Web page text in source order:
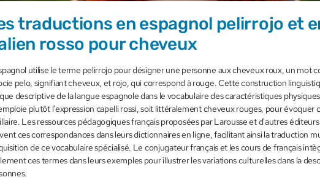
traductions en espagnol pelirrojo et
rosso pour cheveux
utilise le terme pelirrojo pour désigner une personne aux cheveux roux, un mot
pelo, signifiant cheveux, et rojo, qui correspond à rouge. Cette construction
descriptive de la langue espagnole dans le vocabulaire des caractéristiques
plutôt l'expression capelli rossi, soit littéralement cheveux rouges, pour évoquer
Les ressources pédagogiques français proposées par Larousse et d'autres
ces correspondances dans leurs dictionnaires en ligne, facilitant ainsi la traduction
de ce vocabulaire spécialisé. Le conjugateur français et les cours de français
ces termes dans leurs exemples pour illustrer les variations culturelles dans la